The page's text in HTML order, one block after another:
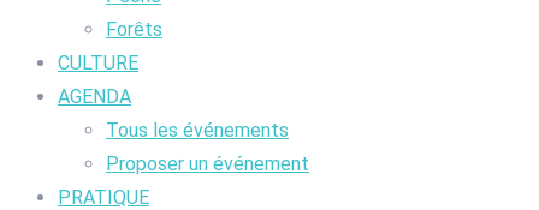
Forêts
CULTURE
AGENDA
Tous les événements
Proposer un événement
PRATIQUE